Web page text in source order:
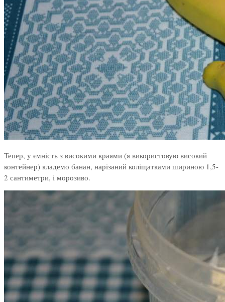
Тепер, у ємність з високими краями (я використовую високий
контейнер) кладемо банан, нарізаний коліщатками шириною 1,5-
2 сантиметри, і морозиво.